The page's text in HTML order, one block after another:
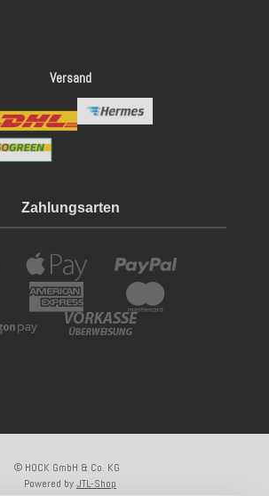
Versand
Zahlungsarten
© HOCK GmbH & Co. KG
Powered byJTL-Shop